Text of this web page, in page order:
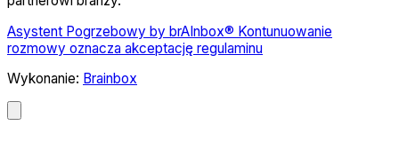
Asystent Pogrzebowy by brAInbox® Kontunuowanie
rozmowy oznacza akceptację regulaminu
Wykonanie: Brainbox